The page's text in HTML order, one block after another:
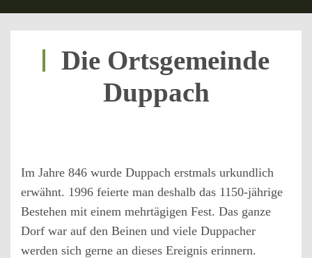
Die Ortsgemeinde
Duppach
Im Jahre 846 wurde Duppach erstmals urkundlich
erwähnt. 1996 feierte man deshalb das 1150-jährige
Bestehen mit einem mehrtägigen Fest. Das ganze
Dorf war auf den Beinen und viele Duppacher
werden sich gerne an dieses Ereignis erinnern.